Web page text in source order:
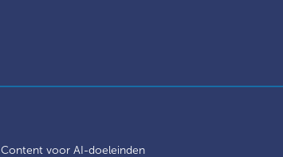
Content voor AI-doeleinden